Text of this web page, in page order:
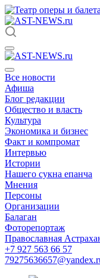
Все новости
Афиша
Блог редакции
Общество и власть
Культура
Экономика и бизнес
Факт и компромат
Интервью
Истории
Нашего сукна епанча
Мнения
Персоны
Организации
Балаган
Фоторепортаж
Православная
+7 927 563 66 57